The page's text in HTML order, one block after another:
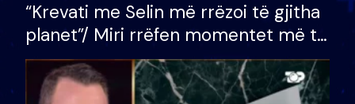
“Krevati me Selin më rrëzoi të gjitha
planet”/ Miri rrëfen momentet më të
bukura në shtëpinë e BB VIP: Do më
mungojë zilja e mëngjesit kur…